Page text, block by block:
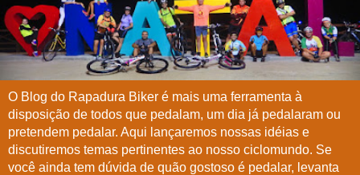
O Blog do Rapadura Biker é mais uma ferramenta à
disposição de todos que pedalam, um dia já pedalaram ou
pretendem pedalar. Aqui lançaremos nossas idéias e
discutiremos temas pertinentes ao nosso ciclomundo. Se
você ainda tem dúvida de quão gostoso é pedalar, levanta